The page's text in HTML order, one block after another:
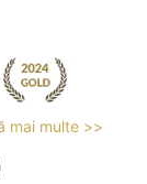
mai multe >>